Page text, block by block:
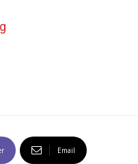
Email